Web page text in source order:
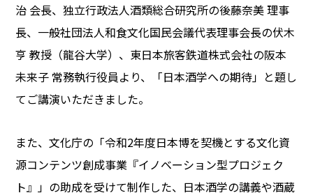
治 会長、独立行政法人酒類総合研究所の後藤奈美 理事
長、一般社団法人和食文化国民会議代表理事会長の伏木
亨 教授（龍谷大学）、東日本旅客鉄道株式会社の阪本
未来子 常務執行役員より、「日本酒学への期待」と題し
てご講演いただきました。
また、文化庁の「令和2年度日本博を契機とする文化資
源コンテンツ創成事業『イノベーション型プロジェク
ト』」の助成を受けて制作した、日本酒学の講義や酒蔵